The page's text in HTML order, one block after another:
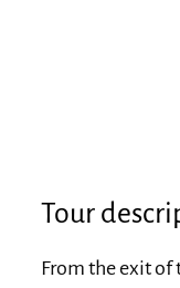
Tour
From the exit